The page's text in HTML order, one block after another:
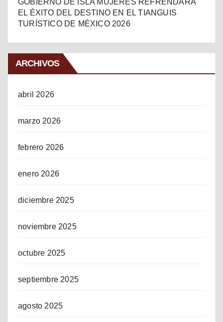
EL ÉXITO DEL DESTINO EN EL TIANGUIS
TURÍSTICO DE MÉXICO 2026
ARCHIVOS
abril 2026
marzo 2026
febrero 2026
enero 2026
diciembre 2025
noviembre 2025
octubre 2025
septiembre 2025
agosto 2025